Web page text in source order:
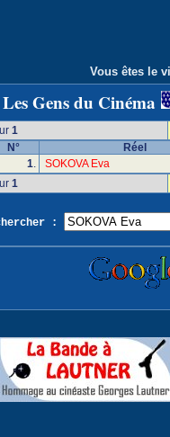
Vous êtes le
Les Gens du Cinéma
1
N°
Réel
1.
SOKOVA Eva
1
: